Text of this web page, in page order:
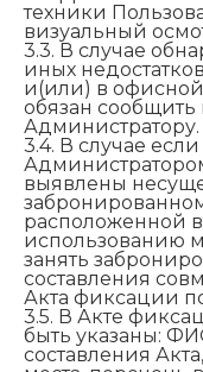
техники
визуальный
3.3. В случае
иных
и(или) в офисной
обязан
Администратору.
3.4. В случае
выявлены
расположенной
использованию
занять
составления
Акта фиксации
3.5. В Акте
быть указаны:
составления